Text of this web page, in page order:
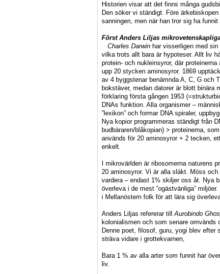
Historien visar att det finns många
Den söker vi ständigt. Före ärkebiskopen
sanningen, men när han tror sig ha
Först Anders Liljas
Charles Darwin har visserligen med
vilka trots allt bara är hypoteser. Allt liv
protein- och nukleinsyror, där
upp 20 stycken aminosyror. 1869
av 4 byggstenar benämnda A, C, G och
bokstäver, medan datorer är blott
förklaring första gången 1953
DNAs funktion. Alla organismer –
”lexikon” och formar DNA spiraler,
Nya kopior programmeras ständigt från
budbäraren/blåkopian) > proteinerna,
används för 20 aminosyror + 2 tecken,
enkelt.
I mikrovärlden är ribosomerna naturens
20 aminosyror. Vi är alla släkt. Möss
vardera – endast 1% skiljer oss åt. Nya
överleva i de mest ”ogästvänliga”
i Mellanöstern folk för att lära sig
Anders Liljas refererar tillAurobindo
kolonialismen och som senare
Denne poet, filosof, guru, yogi blev efter
sträva vidare i grottekvarnen,
Bara 1 % av alla arter som funnit har
liv.